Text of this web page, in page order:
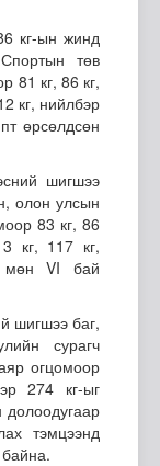
кг-ын жинд
төв
81 кг, 86 кг,
кг, нийлбэр
өрсөлдсөн
шигшээ
олон улсын
83 кг, 86
кг, 117 кг,
мөн VI бай
шигшээ баг,
сурагч
огцомоор
274 кг-ыг
долоодугаар
тэмцээнд